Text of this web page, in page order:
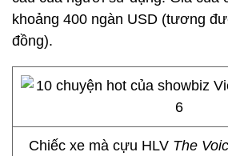
khoảng 400 ngàn USD (tương
đồng).
Chiếc xe mà cựu HLV The